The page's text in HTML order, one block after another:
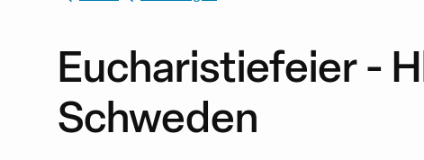
Eucharistiefeier -
Schweden